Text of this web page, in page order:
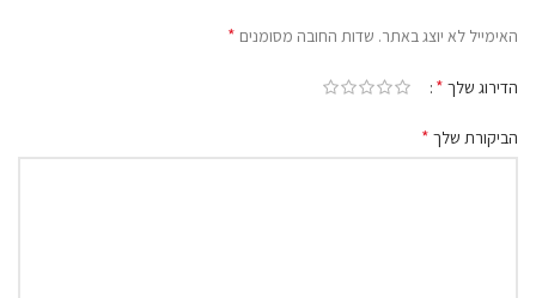
האימייל לא יוצג באתר. שדות החובה מסומנים *
הדירוג שלך *
הביקורת שלך *